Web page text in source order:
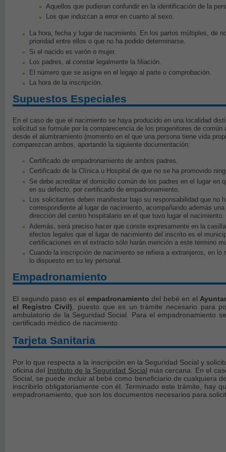
Aquellos que pudieran confundir en la identificación de la
Los que induzcan a error en cuanto al sexo.
La hora, fecha y lugar de nacimiento. En los partos múltiples, de
prioridad entre ellos o que no ha podido determinarse.
Si el nacido es varón o mujer.
Los padres, al constar legalmente la filiación.
El número que se asigne en el legajo al parte o comprobación.
La hora de la inscripción.
Supuestos Especiales
En el caso de que el nacimiento se haya producido en una localidad
solicitud se formule por la comparecencia de los progenitores de
desde el alumbramiento (momento en el que una persona tiene vida
comparezcan ambos, aportando la siguiente documentación:
Certificado de empadronamiento de ambos padres.
Certificado de la Clínica u Hospital de que no se ha promovido
Se debe acreditar el domicilio común de los padres en el lugar en
en su defecto, por certificado de empadronamiento.
Los solicitantes deben manifestar bajo su responsabilidad que no
correspondiente al lugar de nacimiento, acompañando además
dirección del centro hospitalario en el que tuvo lugar el nacimiento.
Además, será preciso hacer que conste expresamente en la
efectos legales que el lugar de nacimiento del inscrito es el
certificaciones en el extracto sólo harán mención a este término
Cuando la inscripción de nacimiento se refiera a extranjeros, en
lo dispuesto en su ley personal.
Empadronamiento
El segundo paso es el empadronamiento del bebé en el
el Registro Civil) , puesto que es un trámite necesario para
ambulatorio de la Seguridad Social. Para el empadronamiento
certificado médico de nacimiento.
Tarjeta Sanitaria
Por lo que respecta a la inscripción en la Seguridad Social y
oficina del Instituto de la Seguridad Social más cercana. En el
Social, se puede incluir al bebé como beneficiario de cualquiera
inscribirlo obligatoriamente con él. Terminado este trámite, hay
empadronamiento, que son los documentos necesarios para